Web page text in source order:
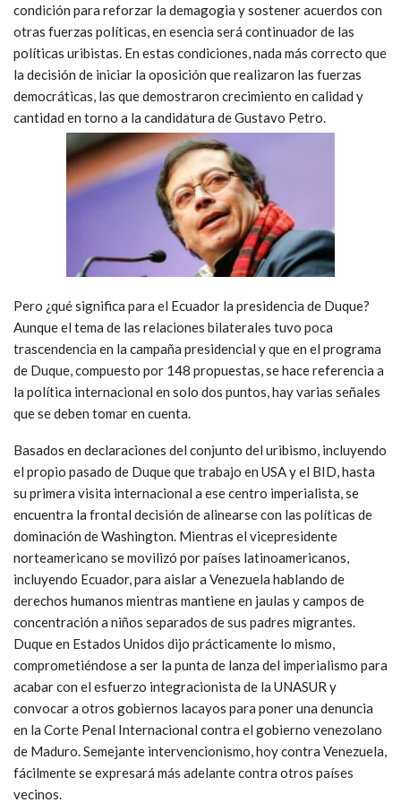
condición para reforzar la demagogia y sostener acuerdos con
otras fuerzas políticas, en esencia será continuador de las
políticas uribistas. En estas condiciones, nada más correcto que
la decisión de iniciar la oposición que realizaron las fuerzas
democráticas, las que demostraron crecimiento en calidad y
cantidad en torno a la candidatura de Gustavo Petro.
Pero ¿qué significa para el Ecuador la presidencia de Duque?
Aunque el tema de las relaciones bilaterales tuvo poca
trascendencia en la campaña presidencial y que en el programa
de Duque, compuesto por 148 propuestas, se hace referencia a
la política internacional en solo dos puntos, hay varias señales
que se deben tomar en cuenta.
Basados en declaraciones del conjunto del uribismo, incluyendo
el propio pasado de Duque que trabajo en USA y el BID, hasta
su primera visita internacional a ese centro imperialista, se
encuentra la frontal decisión de alinearse con las políticas de
dominación de Washington. Mientras el vicepresidente
norteamericano se movilizó por países latinoamericanos,
incluyendo Ecuador, para aislar a Venezuela hablando de
derechos humanos mientras mantiene en jaulas y campos de
concentración a niños separados de sus padres migrantes.
Duque en Estados Unidos dijo prácticamente lo mismo,
comprometiéndose a ser la punta de lanza del imperialismo para
acabar con el esfuerzo integracionista de la UNASUR y
convocar a otros gobiernos lacayos para poner una denuncia
en la Corte Penal Internacional contra el gobierno venezolano
de Maduro. Semejante intervencionismo, hoy contra Venezuela,
fácilmente se expresará más adelante contra otros países
vecinos.